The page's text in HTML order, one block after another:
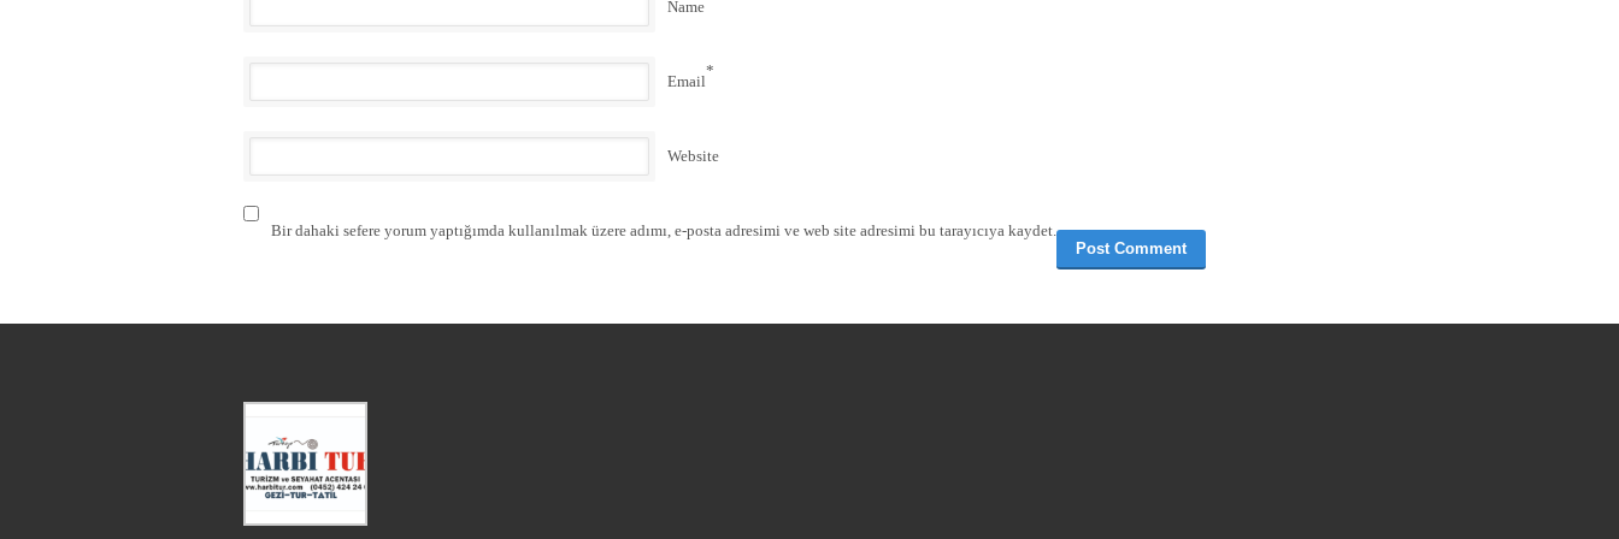
Name
Email
*
Website
Bir dahaki sefere yorum yaptığımda kullanılmak üzere adımı, e-posta adresimi ve web site adresimi bu tarayıcıya kaydet.